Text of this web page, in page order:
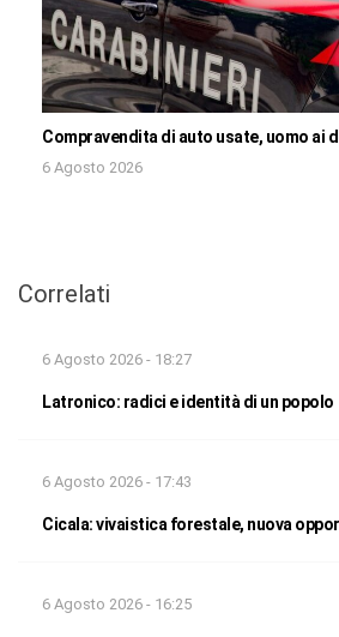
Compravendita di auto usate, uomo ai
6 Agosto 2026
Correlati
6 Agosto 2026 - 18:27
Latronico: radici e identità di un popolo
6 Agosto 2026 - 17:43
Cicala: vivaistica forestale, nuova
6 Agosto 2026 - 16:25